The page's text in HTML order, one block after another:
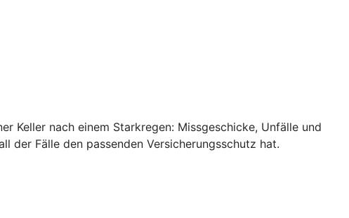
Keller nach einem Starkregen: Missgeschicke, Unfälle und
der Fälle den passenden Versicherungsschutz hat.